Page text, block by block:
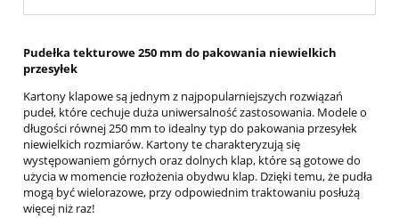
Pudełka tekturowe 250 mm do pakowania niewielkich
przesyłek
Kartony klapowe są jednym z najpopularniejszych rozwiązań
pudeł, które cechuje duża uniwersalność zastosowania. Modele o
długości równej 250 mm to idealny typ do pakowania przesyłek
niewielkich rozmiarów. Kartony te charakteryzują się
występowaniem górnych oraz dolnych klap, które są gotowe do
użycia w momencie rozłożenia obydwu klap. Dzięki temu, że pudła
mogą być wielorazowe, przy odpowiednim traktowaniu posłużą
więcej niż raz!